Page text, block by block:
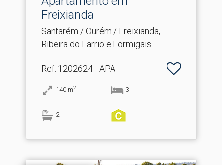
Freixianda
Santarém / Ourém / Freixianda,
Ribeira do Farrio e Formigais
Ref: 1202624 - APA
140 m2 3
2